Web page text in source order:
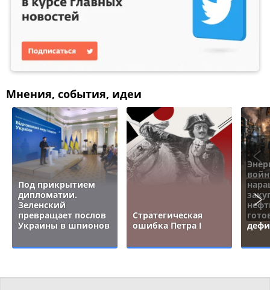
Мнения, события, идеи
Под прикрытием
дипломатии.
Зеленский
превращает послов
Украины в шпионов
Стратегическая
ошибка Петра I